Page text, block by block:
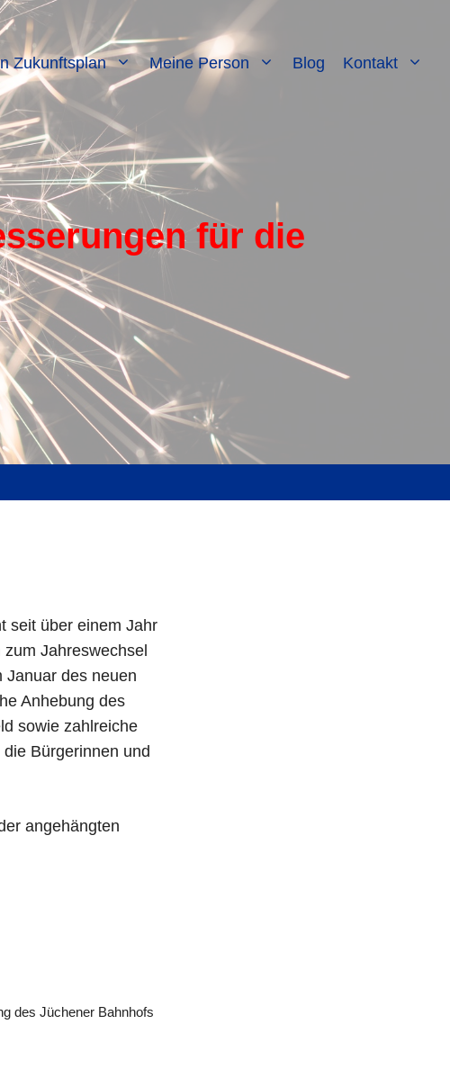
Zukunftsplan Meine Person Blog Kontakt
für die
seit über einem Jahr
Jahreswechsel
Januar des neuen
Anhebung des
sowie zahlreiche
Bürgerinnen und
angehängten
des Jüchener Bahnhofs